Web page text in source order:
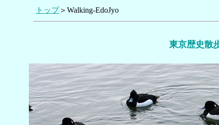
トップ＞Walking-EdoJyo
東京歴史散